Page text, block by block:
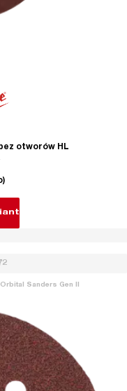
otworów HL
Sanders Gen II